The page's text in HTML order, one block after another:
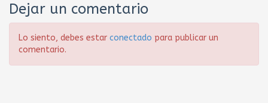
Dejar un comentario
Lo siento, debes estar conectado para publicar un
comentario.